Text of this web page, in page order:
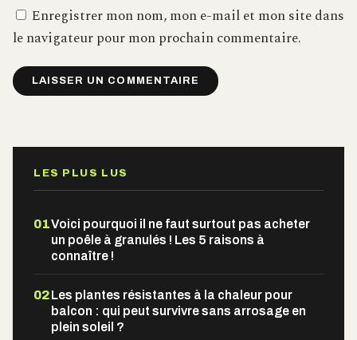
Enregistrer mon nom, mon e-mail et mon site dans
le navigateur pour mon prochain commentaire.
LES PLUS LUS
01Voici pourquoi il ne faut surtout pas acheter
un poêle à granulés ! Les 5 raisons à
connaître !
02Les plantes résistantes à la chaleur pour
balcon : qui peut survivre sans arrosage en
plein soleil ?